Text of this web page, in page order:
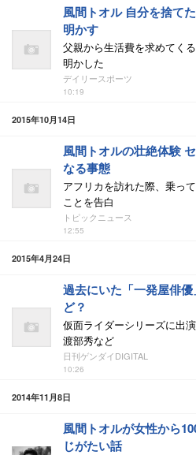
風間トオル 自分を捨て
明かす
父親から生活費を求めてく
明かした
デイリースポーツ
10:19
2015年10月14日
風間トオルの壮絶体験
なる事態
アフリカを訪れた際、乗っ
ことを告白
トピックニュース
12:55
2015年4月24日
過去にいた「一発屋俳
ど？
仮面ライダーシリーズに出
渡部秀など
日刊ゲンダイDIGITAL
10:26
2014年11月8日
風間トオルが女性から
じがたい話